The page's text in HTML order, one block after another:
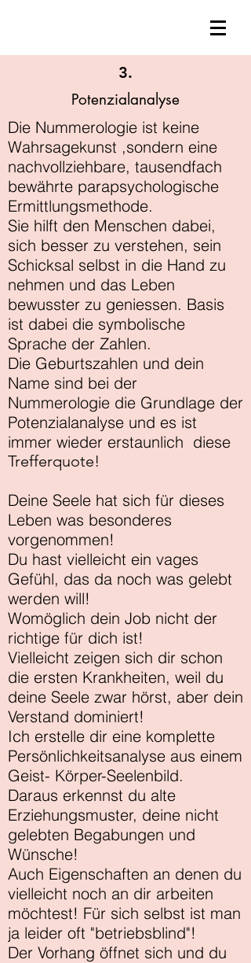
3.
Potenzialanalyse
Die Nummerologie ist keine
Wahrsagekunst ,sondern eine
nachvollziehbare, tausendfach
bewährte parapsychologische
Ermittlungsmethode.
Sie hilft den Menschen dabei,
sich besser zu verstehen, sein
Schicksal selbst in die Hand zu
nehmen und das Leben
bewusster zu geniessen. Basis
ist dabei die symbolische
Sprache der Zahlen.
Die Geburtszahlen und dein
Name sind bei der
Nummerologie die Grundlage der
Potenzialanalyse und es ist
immer wieder erstaunlich diese
Trefferquote!
Deine Seele hat sich für dieses
Leben was besonderes
vorgenommen!
Du hast vielleicht ein vages
Gefühl, das da noch was gelebt
werden will!
Womöglich dein Job nicht der
richtige für dich ist!
Vielleicht zeigen sich dir schon
die ersten Krankheiten, weil du
deine Seele zwar hörst, aber dein
Verstand dominiert!
Ich erstelle dir eine komplette
Persönlichkeitsanalyse aus einem
Geist- Körper-Seelenbild.
Daraus erkennst du alte
Erziehungsmuster, deine nicht
gelebten Begabungen und
Wünsche!
Auch Eigenschaften an denen du
vielleicht noch an dir arbeiten
möchtest! Für sich selbst ist man
ja leider oft "betriebsblind"!
Der Vorhang öffnet sich und du